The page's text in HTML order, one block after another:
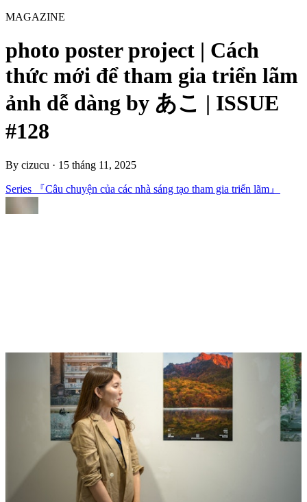
MAGAZINE
photo poster project | Cách
thức mới để tham gia triển lãm
ảnh dễ dàng by あこ | ISSUE
#128
By cizucu · 15 tháng 11, 2025
Series 『Câu chuyện của các nhà sáng tạo tham gia triển lãm』